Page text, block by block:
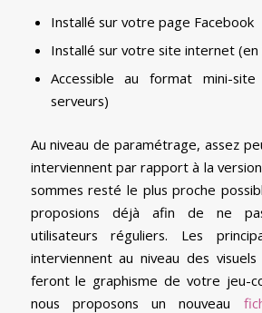
Installé sur votre page Facebook
Installé sur votre site internet (en
Accessible au format mini-
serveurs)
Au niveau de paramétrage, assez
interviennent par rapport à la
sommes resté le plus proche
proposions déjà afin de ne
utilisateurs réguliers. Les
interviennent au niveau des
feront le graphisme de votre jeu-
nous proposons un nouveau